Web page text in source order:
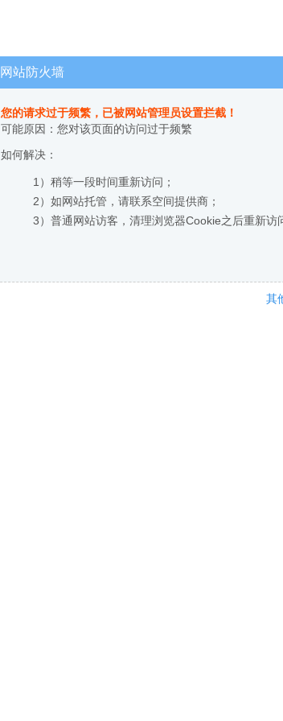
网站防火墙
您的请求过于频繁，已被网站管理员设置拦截！
可能原因：您对该页面的访问过于频繁
如何解决：
1）稍等一段时间重新访问；
2）如网站托管，请联系空间提供商；
3）普通网站访客，清理浏览器Cookie之后重新访
其